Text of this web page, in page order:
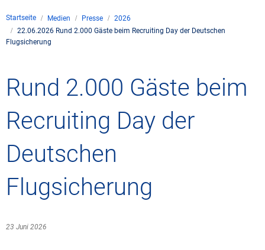
Standorte
Rechtlicher
Zivil-militärische
Technik
Umwelt
Klima
Windenergie
Checkliste für
Allgemeine
Kommerzielle
Medien
Karriere
Startseite Medien Presse
2026
22.06.2026 Rund 2.000 Gäste beim Recruiting Day der Deutschen
Flugsicherung
Rund 2.000 Gäste beim
Recruiting Day der
Deutschen
Flugsicherung
23 Juni 2026